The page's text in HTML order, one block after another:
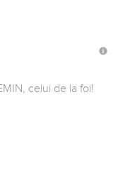
celui de la foi!